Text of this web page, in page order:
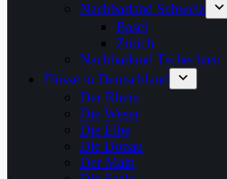
Nachbarland Schweiz
Basel
Zürich
Nachbarland Tschechien
Flüsse in Deutschland
Der Rhein
Die Weser
Die Elbe
Die Donau
Der Main